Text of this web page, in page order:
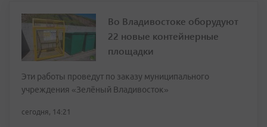
Во Владивостоке оборудуют
22 новые контейнерные
площадки
Эти работы проведут по заказу муниципального
учреждения «Зелёный Владивосток»
сегодня, 14:21